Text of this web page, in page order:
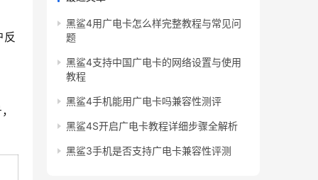
反
黑鲨4用广电卡怎么样完整教程与常见问
题
黑鲨4支持中国广电卡的网络设置与使用
教程
黑鲨4手机能用广电卡吗兼容性测评
黑鲨4S开启广电卡教程详细步骤全解析
黑鲨3手机是否支持广电卡兼容性评测